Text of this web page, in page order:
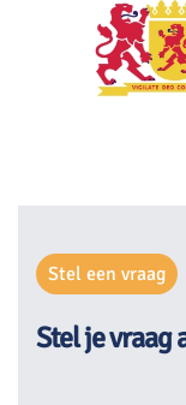
Stel een vraag
Stel je vraag